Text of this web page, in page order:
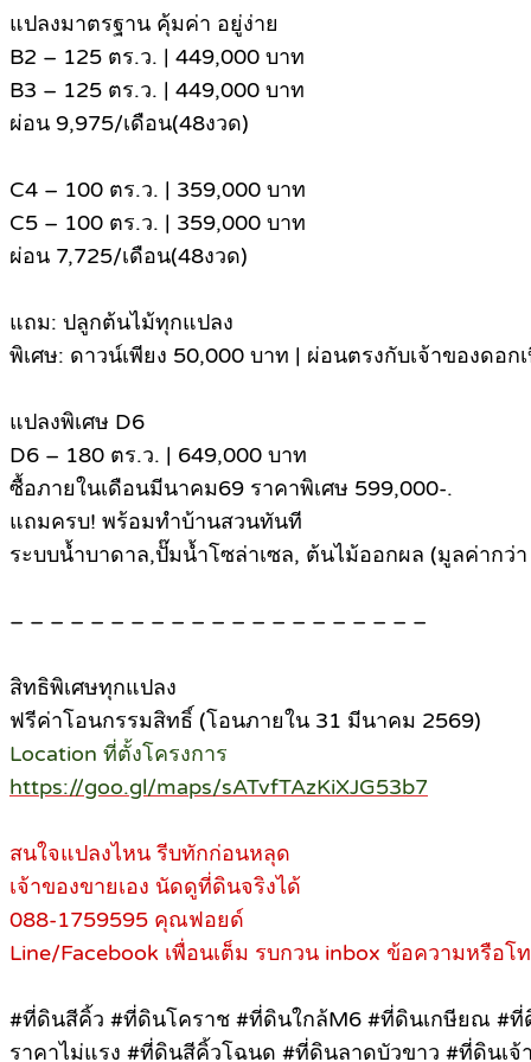
แปลงมาตรฐาน คุ้มค่า อยู่ง่าย
B2 – 125 ตร.ว. | 449,000 บาท
B3 – 125 ตร.ว. | 449,000 บาท
ผ่อน 9,975/เดือน(48งวด)
C4 – 100 ตร.ว. | 359,000 บาท
C5 – 100 ตร.ว. | 359,000 บาท
ผ่อน 7,725/เดือน(48งวด)
แถม: ปลูกต้นไม้ทุกแปลง
พิเศษ: ดาวน์เพียง 50,000 บาท | ผ่อนตรงกับเจ้าของดอก
แปลงพิเศษ D6
D6 – 180 ตร.ว. | 649,000 บาท
ซื้อภายในเดือนมีนาคม69 ราคาพิเศษ 599,000-.
แถมครบ! พร้อมทำบ้านสวนทันที
ระบบน้ำบาดาล,ปั๊มน้ำโซล่าเซล, ต้นไม้ออกผล (มูลค่ากว่
– – – – – – – – – – – – – – – – – – – – –
สิทธิพิเศษทุกแปลง
ฟรีค่าโอนกรรมสิทธิ์ (โอนภายใน 31 มีนาคม 2569)
Location ที่ตั้งโครงการ
https://goo.gl/maps/sATvfTAzKiXJG53b7
สนใจแปลงไหน รีบทักก่อนหลุด
เจ้าของขายเอง นัดดูที่ดินจริงได้
088-1759595 คุณฟอยด์
Line/Facebook เพื่อนเต็ม รบกวน inbox ข้อความหรือ
#ที่ดินสีคิ้ว #ที่ดินโคราช #ที่ดินใกล้M6 #ที่ดินเกษียณ #
ราคาไม่แรง #ที่ดินสีคิ้วโฉนด #ที่ดินลาดบัวขาว #ที่ดินเจ้